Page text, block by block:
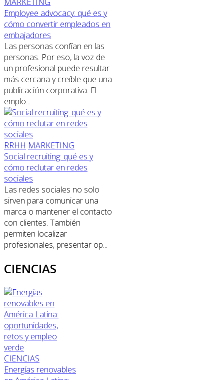
Employee advocacy: qué es y
cómo convertir empleados en
embajadores
Las personas confían en las
personas. Por eso, la voz de
un profesional puede resultar
más cercana y creíble que una
publicación corporativa. El
emplo...
RRHH MARKETING
Social recruiting: qué es y
cómo reclutar en redes
sociales
Las redes sociales no solo
sirven para comunicar una
marca o mantener el contacto
con clientes. También
permiten localizar
profesionales, presentar op...
CIENCIAS
CIENCIAS
Energías renovables